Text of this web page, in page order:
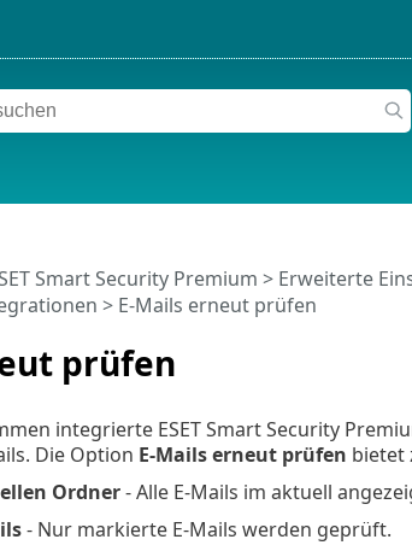
prüfen
Smart Security Premium > Erweiterte
> E-Mails erneut prüfen
integrierte ESET Smart Security
Die Option E-Mails erneut prüfen bietet
Ordner- Alle E-Mails im aktuell
- Nur markierte E-Mails werden geprüft.